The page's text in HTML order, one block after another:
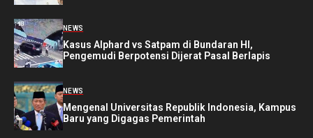
NEWS
Kasus Alphard vs Satpam di Bundaran HI,
Pengemudi Berpotensi Dijerat Pasal Berlapis
NEWS
Mengenal Universitas Republik Indonesia, Kampus
Baru yang Digagas Pemerintah